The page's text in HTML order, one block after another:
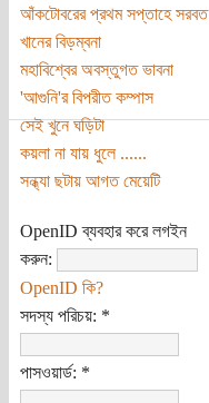
আঁকটোবরের প্রথম সপ্তাহে সরবত
খানের বিড়ম্বনা
মহাবিশ্বের অবস্তুগত ভাবনা
'আগুনি'র বিপরীত কম্পাস
সেই খুনে ঘড়িটা
কয়লা না যায় ধুলে ......
সন্ধ্যা ছটায় আগত মেয়েটি
OpenID ব্যবহার করে লগইন
করুন:
OpenID কি?
সদস্য পরিচয়: *
পাসওয়ার্ড: *